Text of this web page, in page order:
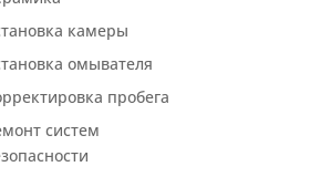
камеры
омывателя
пробега
систем